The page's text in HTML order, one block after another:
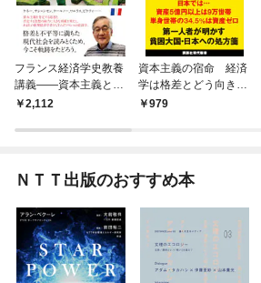
フランス経済学史教養
講義――資本主義と社
会主義の葛藤
2,112
資本主義の宿命 経済
学は格差とどう向き合
ってきたか
979
ＮＴＴ出版のおすすめ本